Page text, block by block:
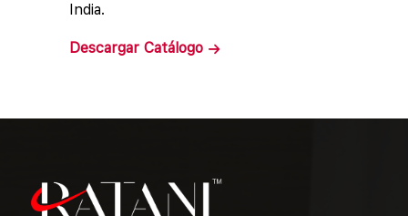
India.
Descargar Catálogo